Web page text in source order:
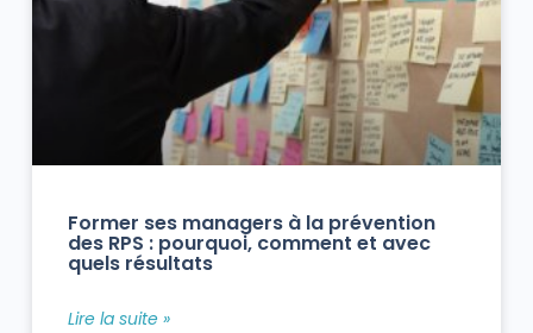
Former ses managers à la prévention
des RPS : pourquoi, comment et avec
quels résultats
Lire la suite »